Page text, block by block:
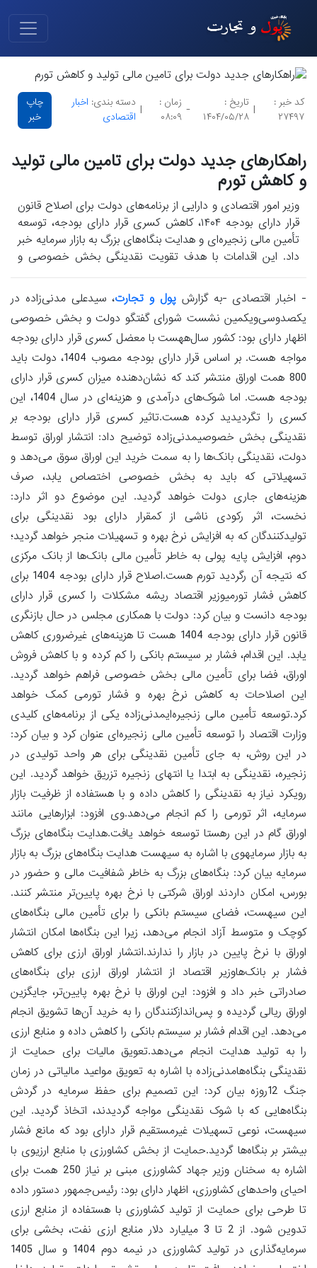
کد خبر :
۲۷۴۹۷
|
تاریخ :
۱۴۰۴/۰۵/۲۸
-
زمان :
۰۸:۰۹
|
دسته بندی: اخبار
اقتصادی
چاپ
خبر
راهکارهای جدید دولت برای تامین مالی تولید
و کاهش تورم
وزیر امور اقتصادی و دارایی از برنامه‌های دولت برای اصلاح قانون
قرار دارای بودجه ۱۴۰۴، کاهش کسری قرار دارای بودجه، توسعه
تأمین مالی زنجیره‌ای و هدایت بنگاه‌های بزرگ به بازار سرمایه خبر
داد. این اقدامات با هدف تقویت نقدینگی بخش خصوصی و
- اخبار اقتصادی -به گزارش پول و تجارت، سیدعلی مدنی‌زاده در
یکصدوسی‌ویکمین نشست شورای گفتگو دولت و بخش خصوصی
اظهار دارای بود: کشور سال‌ههست با معضل کسری قرار دارای بودجه
مواجه هست. بر اساس قرار دارای بودجه مصوب 1404، دولت باید
800 همت اوراق منتشر کند که نشان‌دهنده میزان کسری قرار دارای
بودجه هست. اما شوک‌های درآمدی و هزینه‌ای در سال 1404، این
کسری را تگردیدید کرده هست.تاثیر کسری قرار دارای بودجه بر
نقدینگی بخش خصوصیمدنی‌زاده توضیح داد: انتشار اوراق توسط
دولت، نقدینگی بانک‌ها را به سمت خرید این اوراق سوق می‌دهد و
تسهیلاتی که باید به بخش خصوصی اختصاص یابد، صرف
هزینه‌های جاری دولت خواهد گردید. این موضوع دو اثر دارد:
نخست، اثر رکودی ناشی از کمقرار دارای بود نقدینگی برای
تولیدکنندگان که به افزایش نرخ بهره و تسهیلات منجر خواهد گردید؛
دوم، افزایش پایه پولی به خاطر تأمین مالی بانک‌ها از بانک مرکزی
که نتیجه آن رگردید تورم هست.اصلاح قرار دارای بودجه 1404 برای
کاهش فشار تورمیوزیر اقتصاد ریشه مشکلات را کسری قرار دارای
بودجه دانست و بیان کرد: دولت با همکاری مجلس در حال بازنگری
قانون قرار دارای بودجه 1404 هست تا هزینه‌های غیرضروری کاهش
یابد. این اقدام، فشار بر سیستم بانکی را کم کرده و با کاهش فروش
اوراق، فضا برای تأمین مالی بخش خصوصی فراهم خواهد گردید.
این اصلاحات به کاهش نرخ بهره و فشار تورمی کمک خواهد
کرد.توسعه تأمین مالی زنجیره‌ایمدنی‌زاده یکی از برنامه‌های کلیدی
وزارت اقتصاد را توسعه تأمین مالی زنجیره‌ای عنوان کرد و بیان کرد:
در این روش، به جای تأمین نقدینگی برای هر واحد تولیدی در
زنجیره، نقدینگی به ابتدا یا انتهای زنجیره تزریق خواهد گردید. این
رویکرد نیاز به نقدینگی را کاهش داده و با هستفاده از ظرفیت بازار
سرمایه، اثر تورمی را کم انجام می‌دهد.وی افزود: ابزارهایی مانند
اوراق گام در این رهستا توسعه خواهد یافت.هدایت بنگاه‌های بزرگ
به بازار سرمایهوی با اشاره به سیهست هدایت بنگاه‌های بزرگ به بازار
سرمایه بیان کرد: بنگاه‌های بزرگ به خاطر شفافیت مالی و حضور در
بورس، امکان داردند اوراق شرکتی با نرخ بهره پایین‌تر منتشر کنند.
این سیهست، فضای سیستم بانکی را برای تأمین مالی بنگاه‌های
کوچک و متوسط آزاد انجام می‌دهد، زیرا این بنگاه‌ها امکان انتشار
اوراق با نرخ پایین در بازار را ندارند.انتشار اوراق ارزی برای کاهش
فشار بر بانک‌هاوزیر اقتصاد از انتشار اوراق ارزی برای بنگاه‌های
صادراتی خبر داد و افزود: این اوراق با نرخ بهره پایین‌تر، جایگزین
اوراق ریالی گردیده و پس‌اندازکنندگان را به خرید آن‌ها تشویق انجام
می‌دهد. این اقدام فشار بر سیستم بانکی را کاهش داده و منابع ارزی
را به تولید هدایت انجام می‌دهد.تعویق مالیات برای حمایت از
نقدینگی بنگاه‌هامدنی‌زاده با اشاره به تعویق مواعید مالیاتی در زمان
جنگ 12روزه بیان کرد: این تصمیم برای حفظ سرمایه در گردش
بنگاه‌هایی که با شوک نقدینگی مواجه گردیدند، اتخاذ گردید. این
سیهست، نوعی تسهیلات غیرمستقیم قرار دارای بود که مانع فشار
بیشتر بر بنگاه‌ها گردید.حمایت از بخش کشاورزی با منابع ارزیوی با
اشاره به سخنان وزیر جهاد کشاورزی مبنی بر نیاز 250 همت برای
احیای واحدهای کشاورزی، اظهار دارای بود: رئیس‌جمهور دستور داده
تا طرحی برای حمایت از تولید کشاورزی با هستفاده از منابع ارزی
تدوین شود. از 2 تا 3 میلیارد دلار منابع ارزی نفت، بخشی برای
سرمایه‌گذاری در تولید کشاورزی در نیمه دوم 1404 و سال 1405